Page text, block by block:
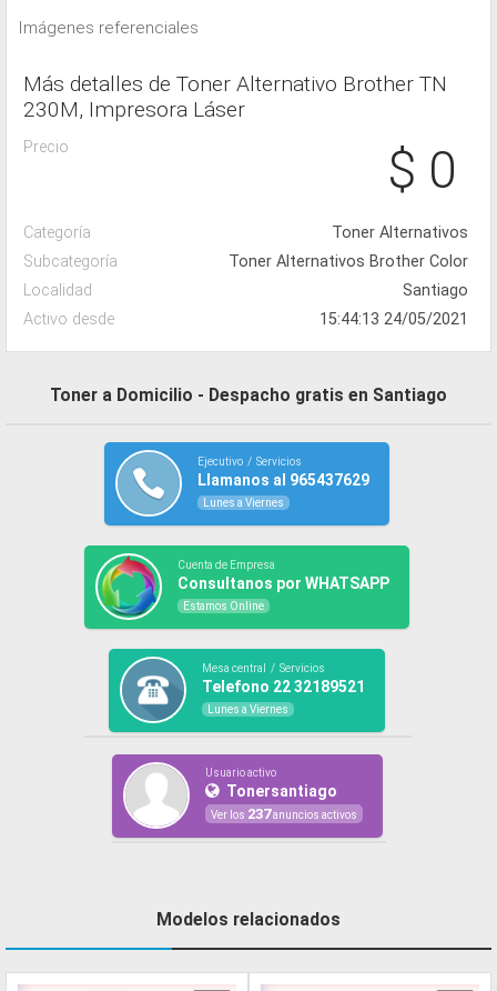
Imágenes referenciales
Más detalles de Toner Alternativo Brother TN
230M, Impresora Láser
Precio $ 0
Categoría
Toner Alternativos
Subcategoría
Toner Alternativos Brother Color
Localidad
Santiago
Activo desde
15:44:13 24/05/2021
Toner a Domicilio - Despacho gratis en Santiago
Ejecutivo / Servicios
Llamanos al 965437629
Lunes a Viernes
Cuenta de Empresa
Consultanos por WHATSAPP
Estamos Online
Mesa central / Servicios
Telefono 22 32189521
Lunes a Viernes
Usuario activo
Tonersantiago
Ver los 237anuncios activos
Modelos relacionados